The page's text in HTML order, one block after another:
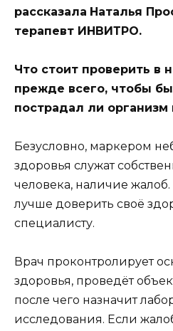
рассказала Наталья
терапевт ИНВИТРО.
Что стоит проверить в
прежде всего, чтобы
пострадал ли
Безусловно, маркером
здоровья служат
человека, наличие
лучше доверить своё
специалисту.
Врач проконтролирует
здоровья, проведёт
после чего назначит
исследования. Если